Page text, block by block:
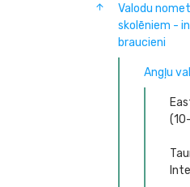
Valodu
skolēniem -
braucieni
Angļu